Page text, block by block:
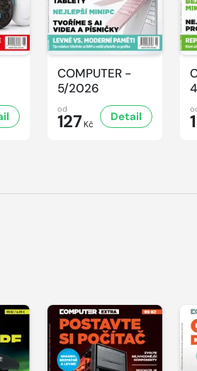
COMPUTER -
5/2026
od
127 Kč
Detail